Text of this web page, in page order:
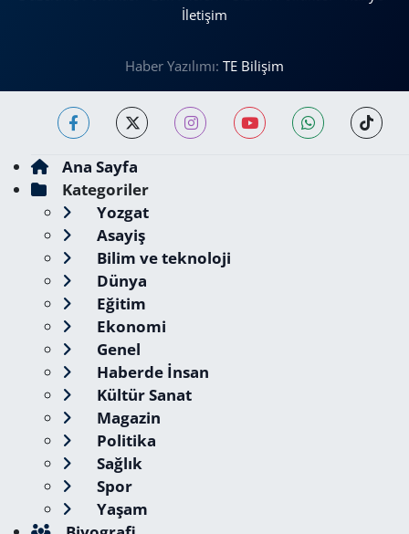
İletişim
Haber Yazılımı: TE Bilişim
Ana Sayfa
Kategoriler
Yozgat
Asayiş
Bilim ve teknoloji
Dünya
Eğitim
Ekonomi
Genel
Haberde İnsan
Kültür Sanat
Magazin
Politika
Sağlık
Spor
Yaşam